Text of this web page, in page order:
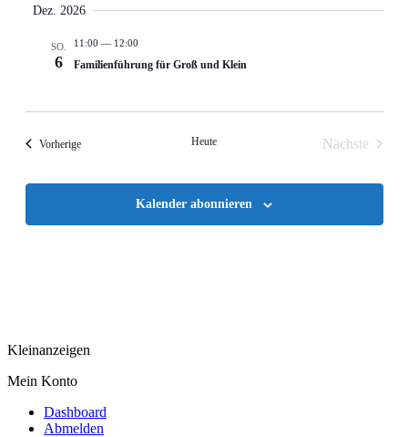
Dez. 2026
SO.
6
11:00 — 12:00
Familienführung für Groß und Klein
VorherigeVer­anstal­tun­gen Heute
Nächste
Kalender abonnieren
Kleinanzeigen
Mein Konto
Dashboard
Abmelden